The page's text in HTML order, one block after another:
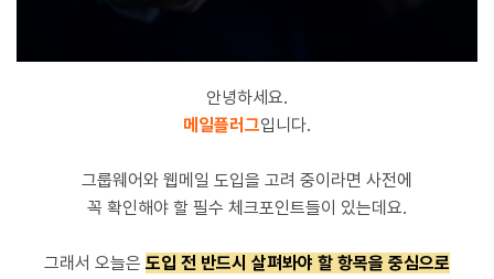
안녕하세요.
메일플러그입니다.
그룹웨어와 웹메일 도입을 고려 중이라면 사전에
꼭 확인해야 할 필수 체크포인트들이 있는데요.
그래서 오늘은 도입 전 반드시 살펴봐야 할 항목을 중심으로